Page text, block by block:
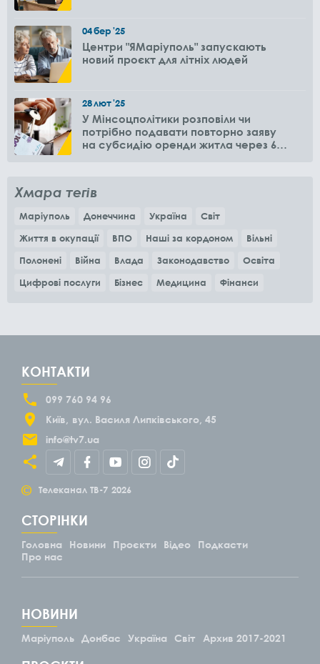
04бер'25
Центри "ЯМаріуполь" запускають
новий проєкт для літніх людей
28лют'25
У Мінсоцполітики розповіли чи
потрібно подавати повторно заяву
на субсидію оренди житла через 6
Хмара тегів
Маріуполь Донеччина Україна
Світ
Життя в окупації
ВПО Наші за кордоном
Вільні
Полонені
Війна Влада Законодавство
Освіта
Цифрові послуги
Бізнес Медицина Фінанси
КОНТАКТИ
099 760 94 96
Київ
вул. Василя Липківського, 45
info@tv7.ua
© Телеканал ТВ-7 2026
СТОРІНКИ
Головна Новини Проєкти Відео
Подкасти
Про нас
НОВИНИ
Маріуполь Донбас Україна Світ Архив 2017-2021